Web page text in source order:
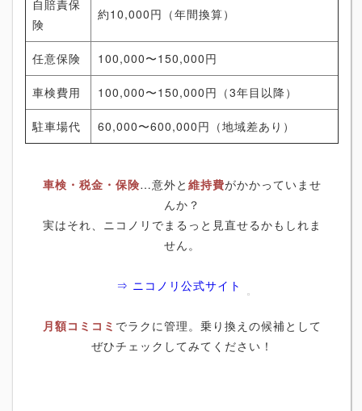
自賠責保
険
約10,000円（年間換算）
任意保険 100,000〜150,000円
車検費用 100,000〜150,000円（3年目以降）
駐車場代 60,000〜600,000円（地域差あり）
車検・税金・保険…意外と 維持費がかかっていませ
んか？
実はそれ、ニコノリでまるっと見直せるかもしれま
せん。
⇒ ニコノリ公式サイト
月額コミコミ でラクに管理。乗り換えの候補として
ぜひチェックしてみてください！